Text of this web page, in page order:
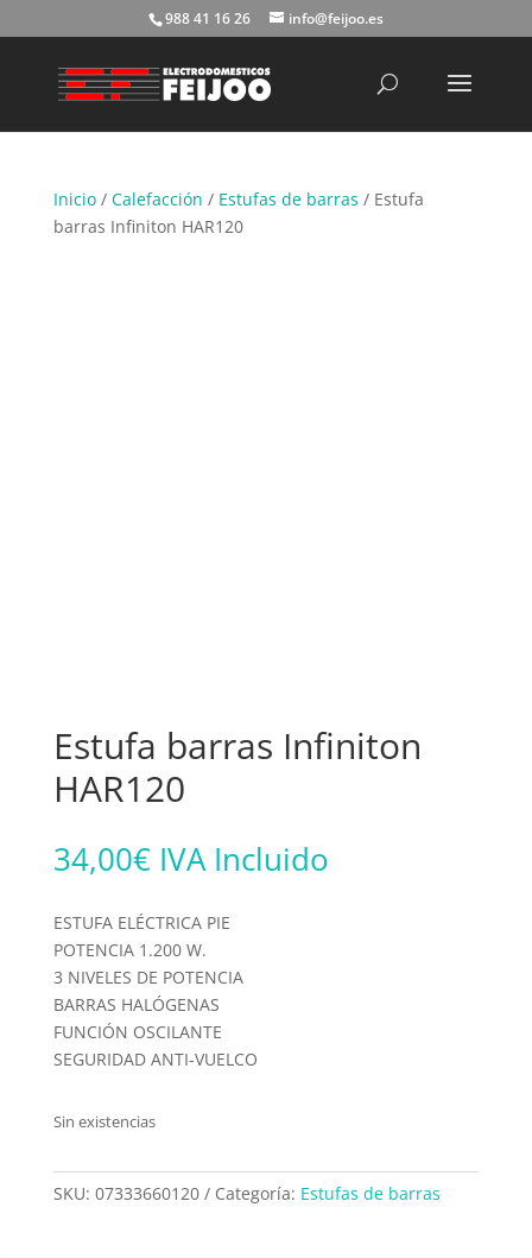
988 41 16 26 info@feijoo.es
Inicio/ Calefacción / Estufas de barras / Estufa
barras Infiniton HAR120
Estufa barras Infiniton
HAR120
34,00€ IVA Incluido
ESTUFA ELÉCTRICA PIE
POTENCIA 1.200 W.
3 NIVELES DE POTENCIA
BARRAS HALÓGENAS
FUNCIÓN OSCILANTE
SEGURIDAD ANTI-VUELCO
Sin existencias
SKU: 07333660120 Categoría: Estufas de barras